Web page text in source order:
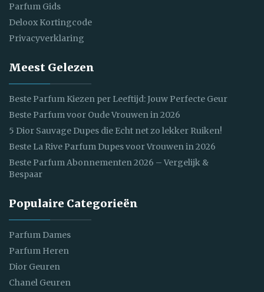
Parfum Gids
Deloox Kortingcode
Privacyverklaring
Meest Gelezen
Beste Parfum Kiezen per Leeftijd: Jouw Perfecte Geur
Beste Parfum voor Oude Vrouwen in 2026
5 Dior Sauvage Dupes die Echt net zo lekker Ruiken!
Beste La Rive Parfum Dupes voor Vrouwen in 2026
Beste Parfum Abonnementen 2026 – Vergelijk &
Bespaar
Populaire Categorieën
Parfum Dames
Parfum Heren
Dior Geuren
Chanel Geuren